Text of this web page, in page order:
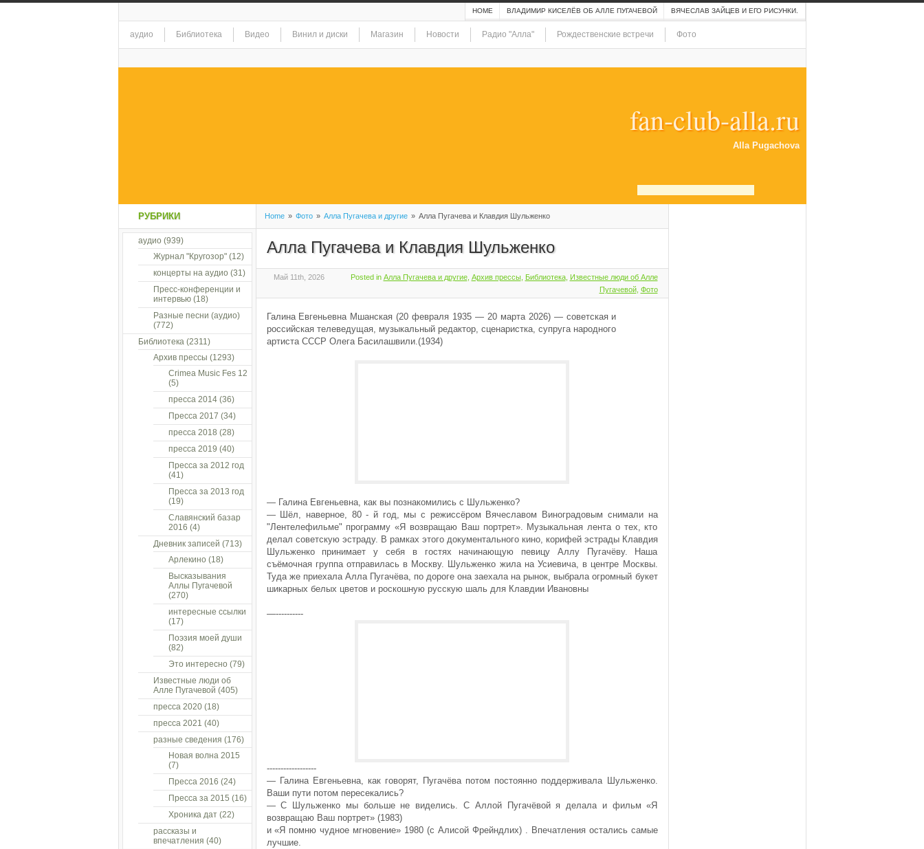
fan-club-alla.ru
Alla Pugachova
HOME ВЛАДИМИР КИСЕЛЁВ ОБ АЛЛЕ ПУГАЧЕВОЙ ВЯЧЕСЛАВ ЗАЙЦЕВ И ЕГО РИСУНКИ.
аудио Библиотека Видео Винил и диски Магазин Новости Радио "Алла" Рождественские встречи Фото
Home » Фото » Алла Пугачева и другие » Алла Пугачева и Клавдия Шульженко
Алла Пугачева и Клавдия Шульженко
Май 11th, 2026 Posted in Алла Пугачева и другие, Архив прессы, Библиотека, Известные люди об Алле
Пугачевой, Фото
Галина Евгеньевна Мшанская (20 февраля 1935 — 20 марта 2026) — советская и
российская телеведущая, музыкальный редактор, сценаристка, супруга народного
артиста СССР Олега Басилашвили.(1934)
— Галина Евгеньевна, как вы познакомились с Шульженко?
— Шёл, наверное, 80 - й год, мы с режиссёром Вячеславом Виноградовым снимали на
"Лентелефильме" программу «Я возвращаю Ваш портрет». Музыкальная лента о тех, кто
делал советскую эстраду. В рамках этого документального кино, корифей эстрады Клавдия
Шульженко принимает у себя в гостях начинающую певицу Аллу Пугачёву. Наша
съёмочная группа отправилась в Москву. Шульженко жила на Усиевича, в центре Москвы.
Туда же приехала Алла Пугачёва, по дороге она заехала на рынок, выбрала огромный букет
шикарных белых цветов и роскошную русскую шаль для Клавдии Ивановны
—----------
------------------
— Галина Евгеньевна, как говорят, Пугачёва потом постоянно поддерживала Шульженко.
Ваши пути потом пересекались?
— С Шульженко мы больше не виделись. С Аллой Пугачёвой я делала и фильм «Я
возвращаю Ваш портрет» (1983)
и «Я помню чудное мгновение» 1980 (с Алисой Фрейндлих) . Впечатления остались самые
лучшие.
РУБРИКИ
аудио (939)
Журнал "Кругозор"(12)
концерты на аудио (31)
Пресс-конференции и
интервью(18)
Разные песни (аудио)
(772)
Библиотека(2311)
Архив прессы (1293)
Crimea Music Fes 12
(5)
пресса 2014(36)
Пресса 2017 (34)
пресса 2018 (28)
пресса 2019 (40)
Пресса за 2012 год
(41)
Пресса за 2013 год
(19)
Славянский базар
2016 (4)
Дневник записей (713)
Арлекино (18)
Высказывания
Аллы Пугачевой
(270)
интересные ссылки
(17)
Поэзия моей души
(82)
Это интересно (79)
Известные люди об
Алле Пугачевой (405)
пресса 2020(18)
пресса 2021 (40)
разные сведения (176)
Новая волна 2015
(7)
Пресса 2016 (24)
Пресса за 2015 (16)
Хроника дат(22)
рассказы и
впечатления (40)